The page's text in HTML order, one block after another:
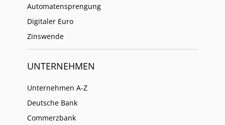
Automatensprengung
Digitaler Euro
Zinswende
UNTERNEHMEN
Unternehmen A-Z
Deutsche Bank
Commerzbank